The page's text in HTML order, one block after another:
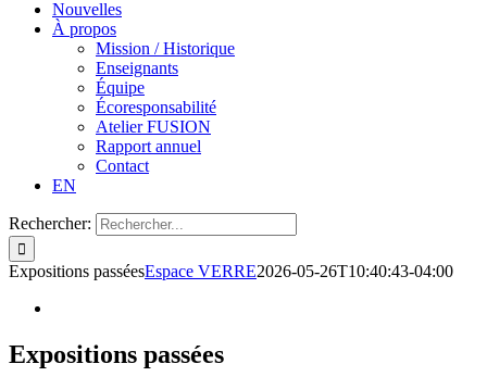
Nouvelles
À propos
Mission / Historique
Enseignants
Équipe
Écoresponsabilité
Atelier FUSION
Rapport annuel
Contact
EN
Rechercher:
Expositions passéesEspace VERRE2026-05-26T10:40:43-04:00
Expositions passées